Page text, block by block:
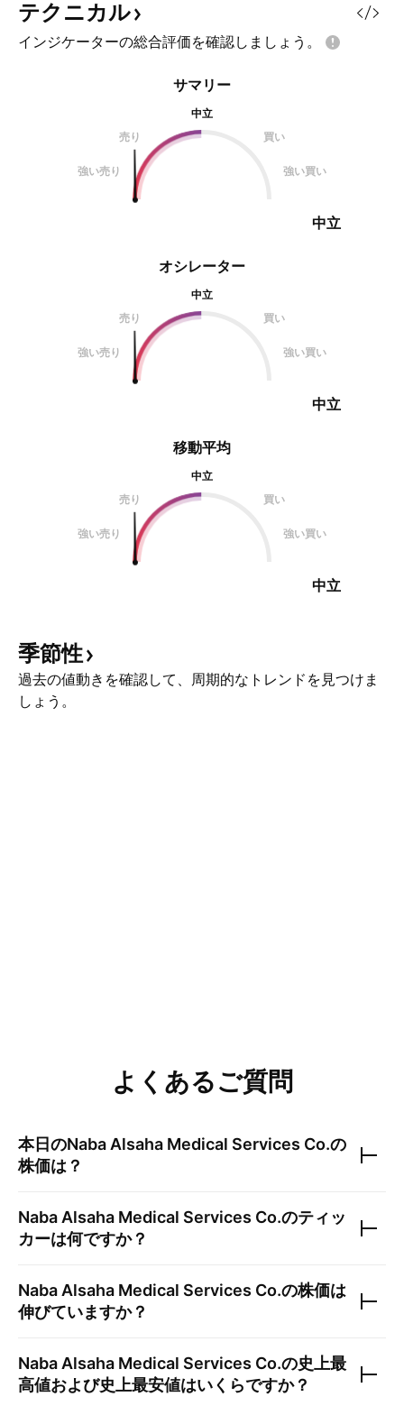
テクニカル
インジケーターの総合評価を確認しましょう。
オシレーター
中立
売り
買い
強い売り 強い買い
中立
サマリー
中立
売り
買い
強い売り 強い買い
中立
移動平均
中立
売り
買い
強い売り 強い買い
中立
季節性
過去の値動きを確認して、周期的なトレンドを見つけま
しょう。
よくあるご質問
本日のNaba Alsaha Medical Services Co.の
株価は？
Naba Alsaha Medical Services Co.のティッ
カーは何ですか？
Naba Alsaha Medical Services Co.の株価は
伸びていますか？
Naba Alsaha Medical Services Co.の史上最
高値および史上最安値はいくらですか？